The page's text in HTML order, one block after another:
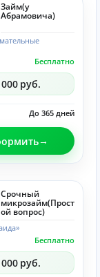
Займ(у
Абрамовича)
Бесплатно
руб.
До 365 дней
Срочный
микрозайм(Прост
ой вопрос)
Бесплатно
руб.